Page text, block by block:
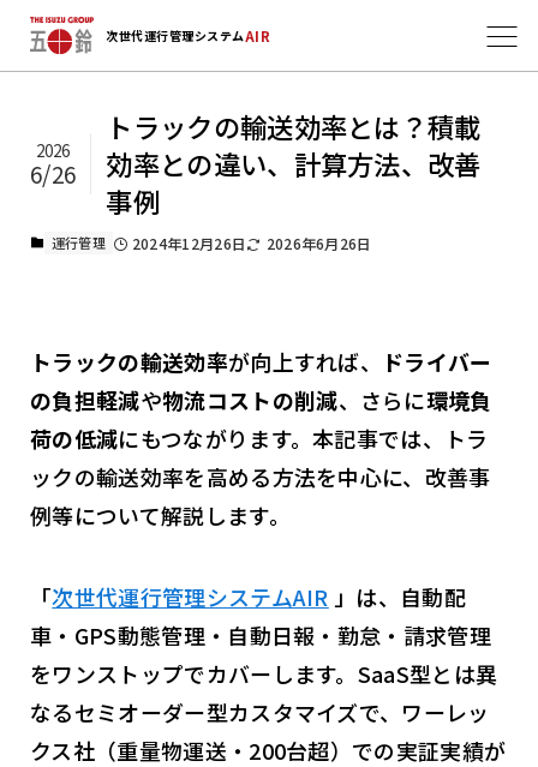
次世代運行管理システムAIR
トラックの輸送効率とは？積載
効率との違い、計算方法、改善
事例
2026
6/26
運行管理 2024年12月26日 2026年6月26日
トラックの輸送効率が向上すれば、
ドライバー
の負担軽減や物流コストの削減、さらに環境負
荷の低減にもつながります。本記事では、トラ
ックの輸送効率を高める方法を中心に、改善事
例等について解説します。
「次世代運行管理システムAIR 」は、自動配
車・GPS動態管理・自動日報・勤怠・請求管理
をワンストップでカバーします。SaaS型とは異
なるセミオーダー型カスタマイズで、ワーレッ
クス社（重量物運送・200台超）での実証実績が